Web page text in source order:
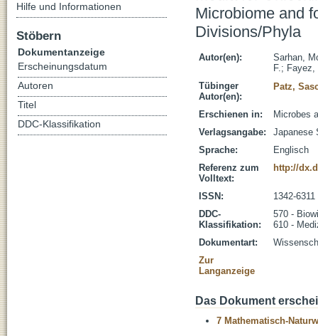
Microbiome and
Divisions/Phyla
Autor(en):
Sarhan,
F.; Fayez,
Tübinger
Autor(en):
Patz,
Erschienen in:
Microbes
Verlagsangabe:
Japanese
Sprache:
Englisch
Referenz zum
Volltext:
http://
ISSN:
1342-6311
DDC-
Klassifikation:
570 -
610 -
Dokumentart:
Zur
Langanzeige
Das Dokument
7 Mathematisch-
Hilfe und Informationen
Stöbern
Dokumentanzeige
Erscheinungsdatum
Autoren
Titel
DDC-Klassifikation